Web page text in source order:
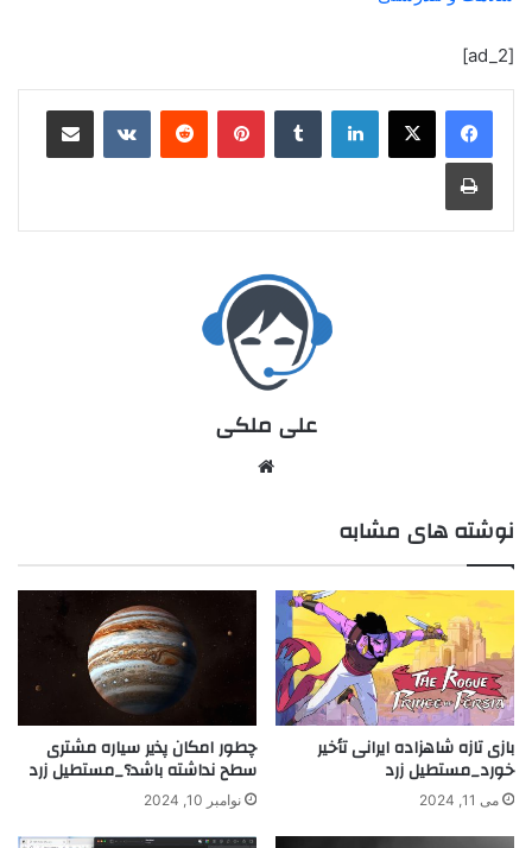
[ad_2]
علی ملکی
نوشته های مشابه
بازی تازه شاهزاده ایرانی تأخیر
خورد_مستطیل زرد
می 11, 2024
چطور امکان پذیر سیاره مشتری
سطح نداشته باشد؟_مستطیل زرد
نوامبر 10, 2024